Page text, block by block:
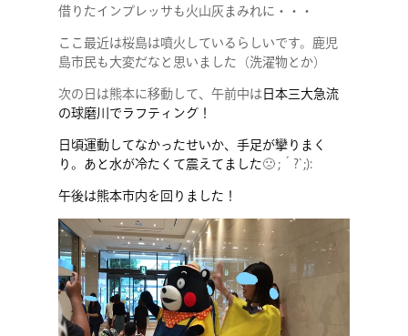
借りたインプレッサも火山灰まみれに・・・
ここ最近は桜島は噴火しているらしいです。鹿児
島市民も大変だなと思いました（洗濯物とか）
次の日は熊本に移動して、午前中は 日本三大急流
の球磨川でラフティング！
日頃運動してなかったせいか、手足が攣りまく
り。あと水が冷たくて震えてました🙁 ;´?`;):
午後は熊本市内を回りました！